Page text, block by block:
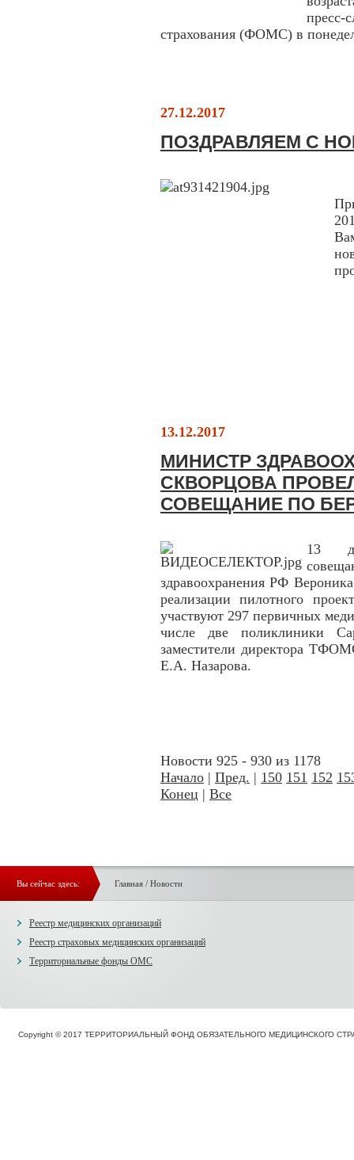
пресс-
страхования (ФОМС) в
27.12.2017
ПОЗДРАВЛЯЕМ С
13.12.2017
МИНИСТР
СКВОРЦОВА
СОВЕЩАНИЕ ПО
13
здравоохранения РФ
реализации пилотного
участвуют 297 первичных
числе две поликлиники
заместители директора
Е.А. Назарова.
Новости 925 - 930 из 1178
Начало | Пред. | 150 151 152
Конец | Все
Вы сейчас здесь: Главная/ Новости
Реестр медицинских организаций
Реестр страховых медицинских организаций
Территориальные фонды ОМС
Copyright © 2017 ТЕРРИТОРИАЛЬНЫЙ ФОНД ОБЯЗАТЕЛЬНОГО МЕДИЦИНСКОГО